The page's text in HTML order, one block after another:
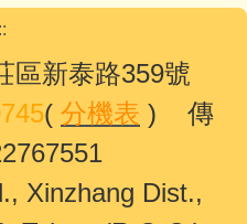
區新泰路359號
( 分機表 ) 傳
Xinzhang Dist.,